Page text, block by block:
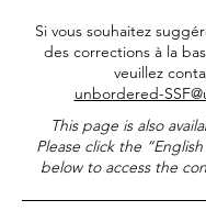
​Si vous souhaitez
des corrections à la
veuillez
unbordered-
This page is also
Please click the
below to access the